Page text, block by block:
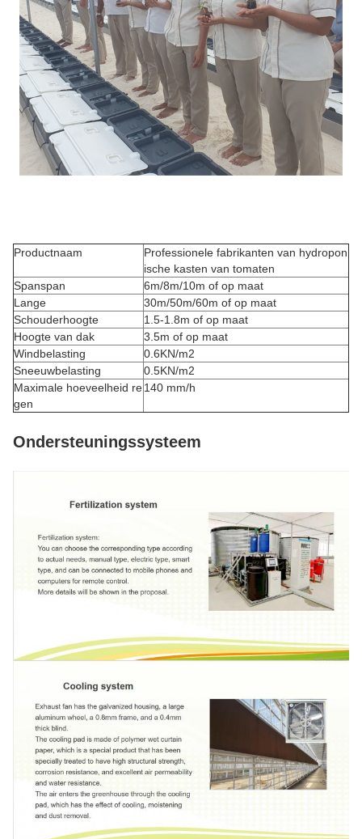
Productnaam
Professionele fabrikanten van hydropon
ische kasten van tomaten
Spanspan
6m/8m/10m of op maat
Lange
30m/50m/60m of op maat
Schouderhoogte
1.5-1.8m of op maat
Hoogte van dak
3.5m of op maat
Windbelasting
0.6KN/m2
Sneeuwbelasting
0.5KN/m2
Maximale hoeveelheid re
gen
140 mm/h
Ondersteuningssysteem